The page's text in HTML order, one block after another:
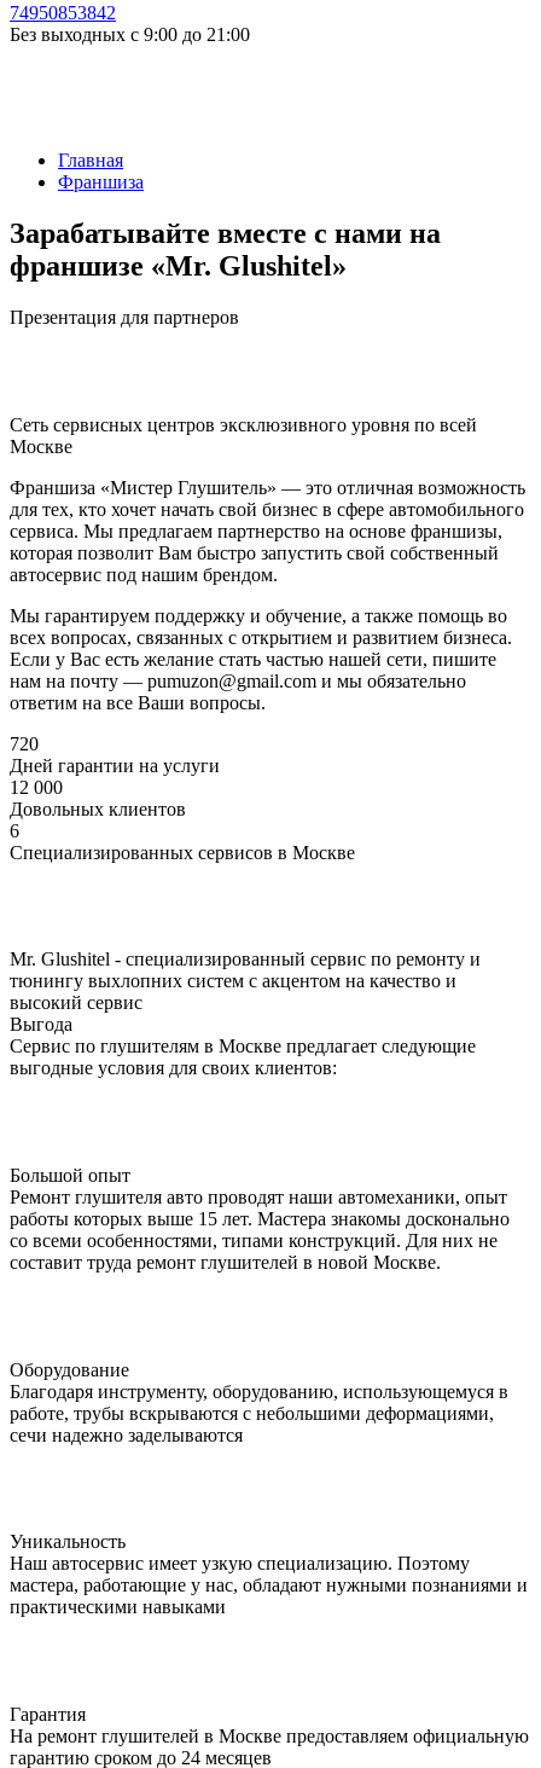
74950853842
Без выходных с 9:00 до 21:00
Главная
Франшиза
Зарабатывайте вместе с нами на
франшизе «Mr. Glushitel»
Презентация для партнеров
Сеть сервисных центров эксклюзивного уровня по всей
Москве
Франшиза «Мистер Глушитель» — это отличная возможность
для тех, кто хочет начать свой бизнес в сфере автомобильного
сервиса. Мы предлагаем партнерство на основе франшизы,
которая позволит Вам быстро запустить свой собственный
автосервис под нашим брендом.
Мы гарантируем поддержку и обучение, а также помощь во
всех вопросах, связанных с открытием и развитием бизнеса.
Если у Вас есть желание стать частью нашей сети, пишите
нам на почту — pumuzon@gmail.com и мы обязательно
ответим на все Ваши вопросы.
720
Дней гарантии на услуги
12 000
Довольных клиентов
6
Специализированных сервисов в Москве
Mr. Glushitel - специализированный сервис по ремонту и
тюнингу выхлопних систем с акцентом на качество и
высокий сервис
Выгода
Сервис по глушителям в Москве предлагает следующие
выгодные условия для своих клиентов:
Большой опыт
Ремонт глушителя авто проводят наши автомеханики, опыт
работы которых выше 15 лет. Мастера знакомы досконально
со всеми особенностями, типами конструкций. Для них не
составит труда ремонт глушителей в новой Москве.
Оборудование
Благодаря инструменту, оборудованию, использующемуся в
работе, трубы вскрываются с небольшими деформациями,
сечи надежно заделываются
Уникальность
Наш автосервис имеет узкую специализацию. Поэтому
мастера, работающие у нас, обладают нужными познаниями и
практическими навыками
Гарантия
На ремонт глушителей в Москве предоставляем официальную
гарантию сроком до 24 месяцев